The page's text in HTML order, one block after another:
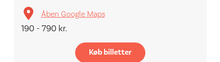
Åben Google Maps
190 - 790 kr.
Køb billetter